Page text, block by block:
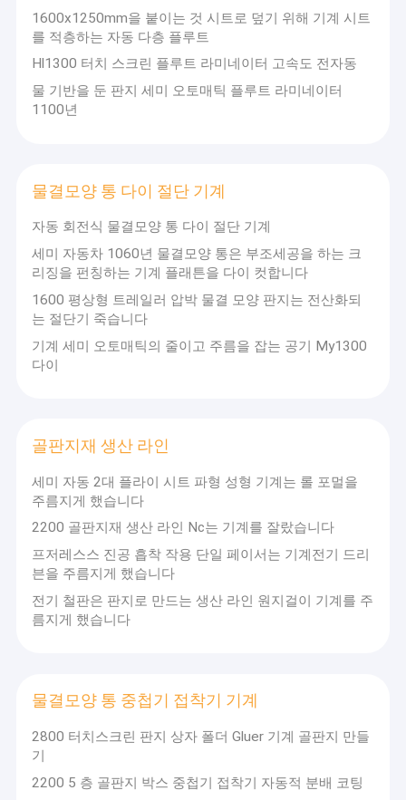
1600x1250mm을 붙이는 것 시트로 덮기 위해 기계 시트
를 적층하는 자동 다층 플루트
Hl1300 터치 스크린 플루트 라미네이터 고속도 전자동
물 기반을 둔 판지 세미 오토매틱 플루트 라미네이터
1100년
물결모양 통 다이 절단 기계
자동 회전식 물결모양 통 다이 절단 기계
세미 자동차 1060년 물결모양 통은 부조세공을 하는 크
리징을 펀칭하는 기계 플래튼을 다이 컷합니다
1600 평상형 트레일러 압박 물결 모양 판지는 전산화되
는 절단기 죽습니다
기계 세미 오토매틱의 줄이고 주름을 잡는 공기 My1300
다이
골판지재 생산 라인
세미 자동 2대 플라이 시트 파형 성형 기계는 롤 포멀을
주름지게 했습니다
2200 골판지재 생산 라인 Nc는 기계를 잘랐습니다
프저레스스 진공 흡착 작용 단일 페이서는 기계전기 드리
븐을 주름지게 했습니다
전기 철판은 판지로 만드는 생산 라인 원지걸이 기계를 주
름지게 했습니다
물결모양 통 중첩기 접착기 기계
2800 터치스크린 판지 상자 폴더 Gluer 기계 골판지 만들
기
2200 5 층 골판지 박스 중첩기 접착기 자동적 분배 코팅